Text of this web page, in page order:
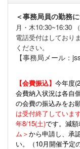
＜事務局員の勤務
月・木10:30~16:30
電話受付はしており
ください。
【事務局メール：
【会費振込】 今年度(
会費納入状況は各自
の会費の振込みをお
は受付終了していま
年8/15(土)です。減
ム＞から申請し、承
い。（10月開催予定